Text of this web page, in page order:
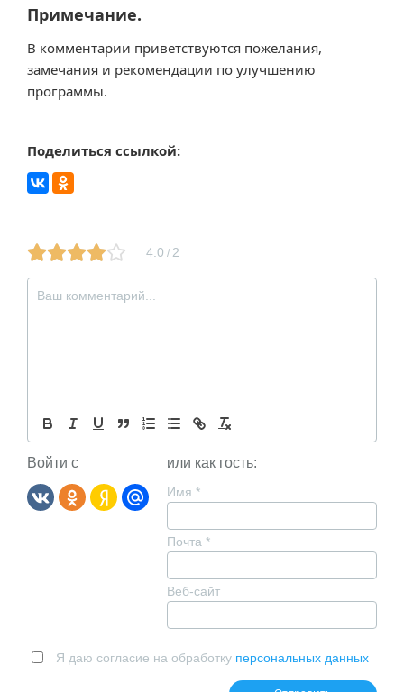
Примечание.
В комментарии приветствуются пожелания,
замечания и рекомендации по улучшению
программы.
Поделиться ссылкой:
4.0 / 2
Войти с или как гость:
Имя *
Почта *
Веб-сайт
Я даю согласие на обработку персональных данных